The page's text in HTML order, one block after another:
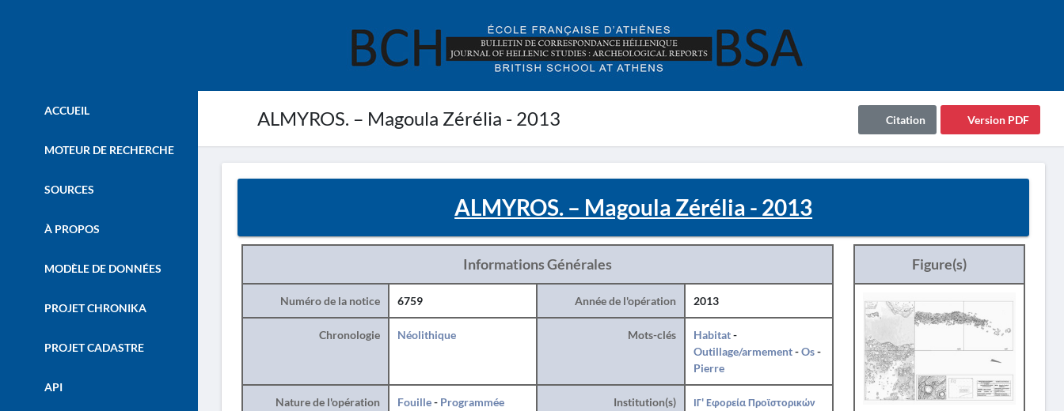
ALMYROS. – Magoula Zérélia - 2013 Version PDF
Citation
ACCUEIL
MOTEUR DE RECHERCHE
SOURCES
À PROPOS
MODÈLE DE DONNÉES
PROJET CHRONIKA
PROJET CADASTRE
API
ALMYROS. – Magoula Zérélia - 2013
Informations Générales
Numéro de la notice 6759 Année de l'opération 2013
Chronologie Néolithique Mots-clés Habitat-
Outillage/armement-Os-
Pierre
Nature de l'opération Fouille- Programmée Institution(s)
ΙΓ' Εφορεία Προϊστορικών
Figure(s)